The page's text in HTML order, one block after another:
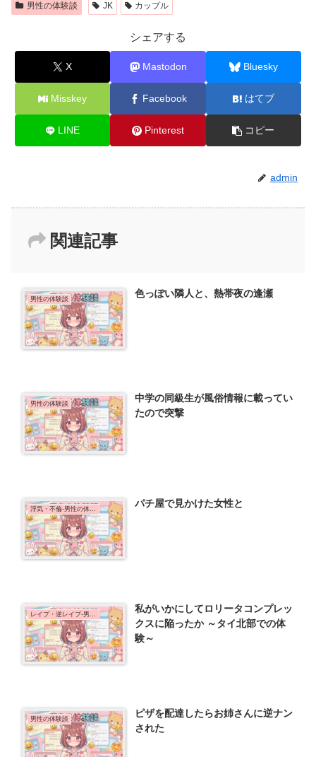
男性の体験談
JK カップル
シェアする
X Mastodon Bluesky
Misskey Facebook はてブ
LINE Pinterest コピー
admin
関連記事
男性の体験談 色っぽい隣人と、熱帯夜の逢瀬
男性の体験談
中学の同級生が風俗情報に載ってい
たので突撃
浮気・不倫-男性の体験談 パチ屋で見かけた女性と
私がいかにしてロリータコンプレッ
クスに陥ったか ～タイ北部での体
験～
男性の体験談
ピザを配達したらお姉さんに逆ナン
された